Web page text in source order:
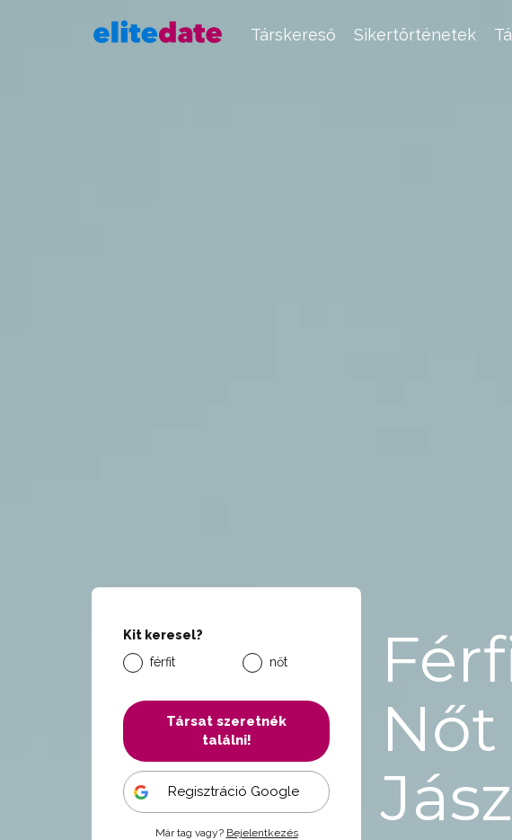
Társkereső Sikertörténetek
Kit keresel?
férfit
nőt
Társat szeretnék
találni!
Regisztráció Google
Már tag vagy? Bejelentkezés
Nőt